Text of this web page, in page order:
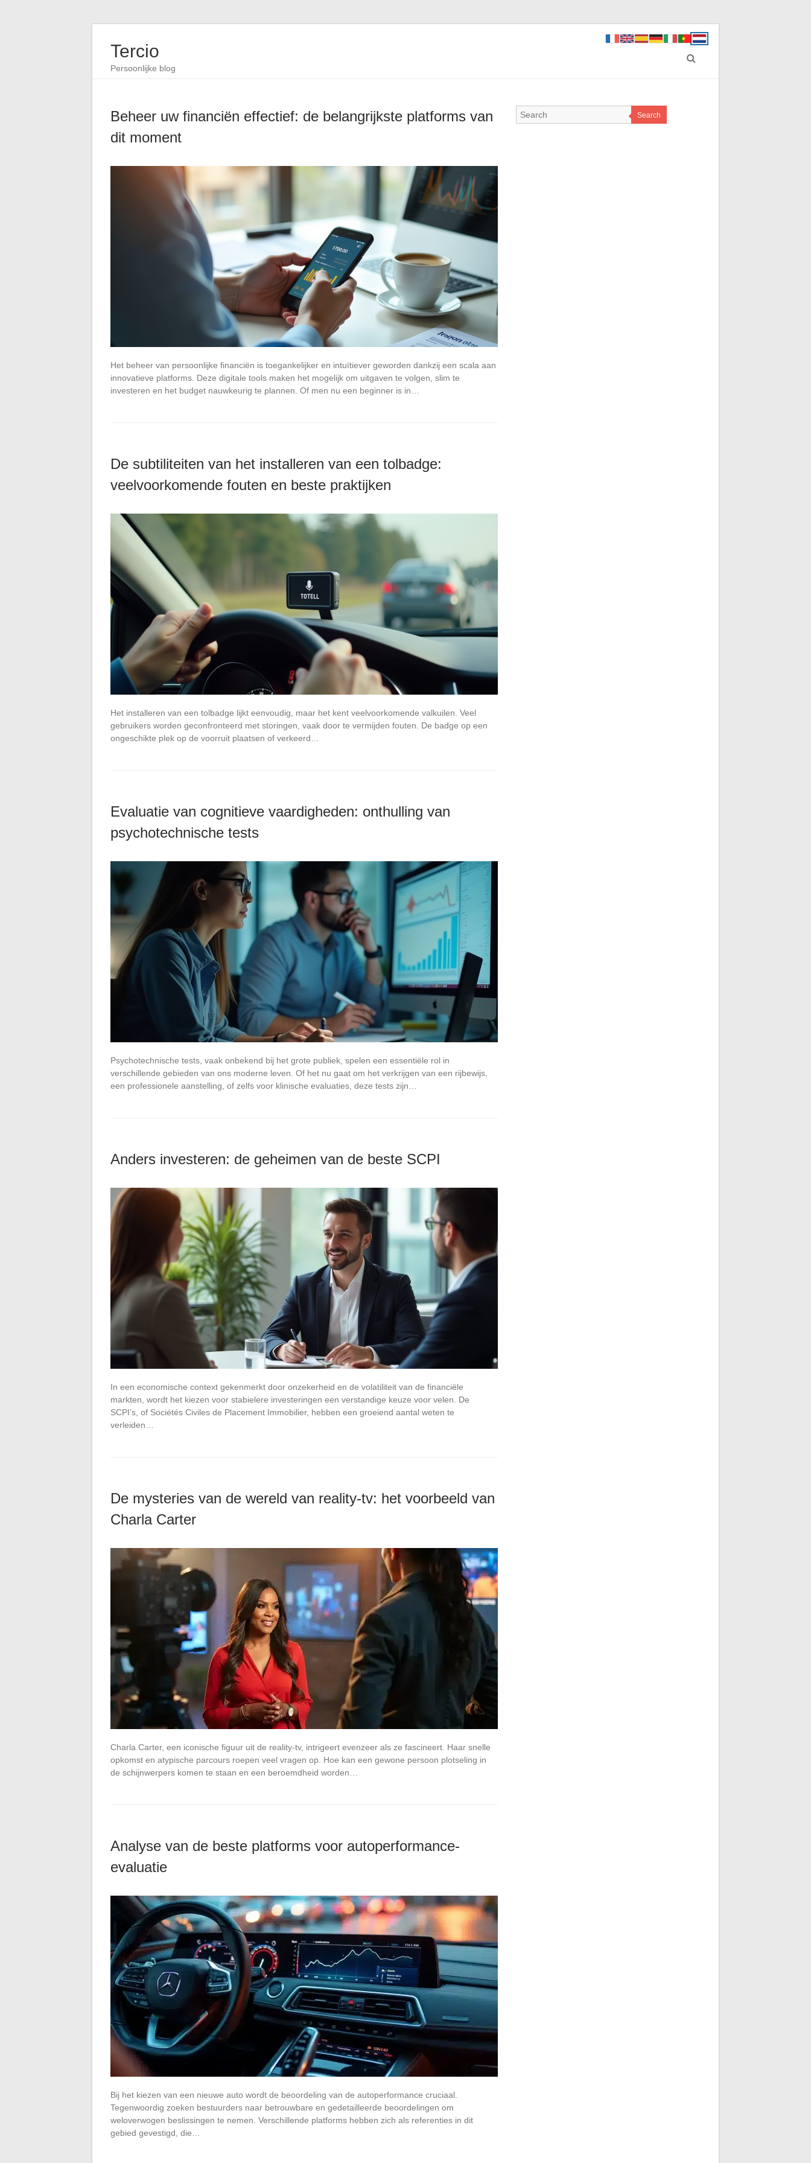
Tercio
Persoonlijke blog
Beheer uw financiën effectief: de belangrijkste platforms van
dit moment
Het beheer van persoonlijke financiën is toegankelijker en intuïtiever geworden dankzij een scala aan
innovatieve platforms. Deze digitale tools maken het mogelijk om uitgaven te volgen, slim te
investeren en het budget nauwkeurig te plannen. Of men nu een beginner is in…
De subtiliteiten van het installeren van een tolbadge:
veelvoorkomende fouten en beste praktijken
Het installeren van een tolbadge lijkt eenvoudig, maar het kent veelvoorkomende valkuilen. Veel
gebruikers worden geconfronteerd met storingen, vaak door te vermijden fouten. De badge op een
ongeschikte plek op de voorruit plaatsen of verkeerd…
Evaluatie van cognitieve vaardigheden: onthulling van
psychotechnische tests
Psychotechnische tests, vaak onbekend bij het grote publiek, spelen een essentiële rol in
verschillende gebieden van ons moderne leven. Of het nu gaat om het verkrijgen van een rijbewijs,
een professionele aanstelling, of zelfs voor klinische evaluaties, deze tests zijn…
Anders investeren: de geheimen van de beste SCPI
In een economische context gekenmerkt door onzekerheid en de volatiliteit van de financiële
markten, wordt het kiezen voor stabielere investeringen een verstandige keuze voor velen. De
SCPI’s, of Sociétés Civiles de Placement Immobilier, hebben een groeiend aantal weten te
verleiden…
De mysteries van de wereld van reality-tv: het voorbeeld van
Charla Carter
Charla Carter, een iconische figuur uit de reality-tv, intrigeert evenzeer als ze fascineert. Haar snelle
opkomst en atypische parcours roepen veel vragen op. Hoe kan een gewone persoon plotseling in
de schijnwerpers komen te staan en een beroemdheid worden…
Analyse van de beste platforms voor autoperformance-
evaluatie
Bij het kiezen van een nieuwe auto wordt de beoordeling van de autoperformance cruciaal.
Tegenwoordig zoeken bestuurders naar betrouwbare en gedetailleerde beoordelingen om
weloverwogen beslissingen te nemen. Verschillende platforms hebben zich als referenties in dit
gebied gevestigd, die…
Search